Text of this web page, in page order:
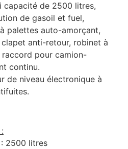
capacité de 2500 litres,
de gasoil et fuel,
palettes auto-amorçant,
clapet anti-retour, robinet à
raccord pour camion-
continu.
de niveau électronique à
2500 litres